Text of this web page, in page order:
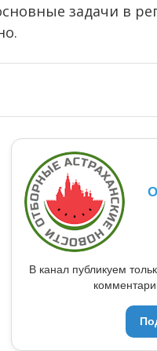
задачи в
В канал публикуем